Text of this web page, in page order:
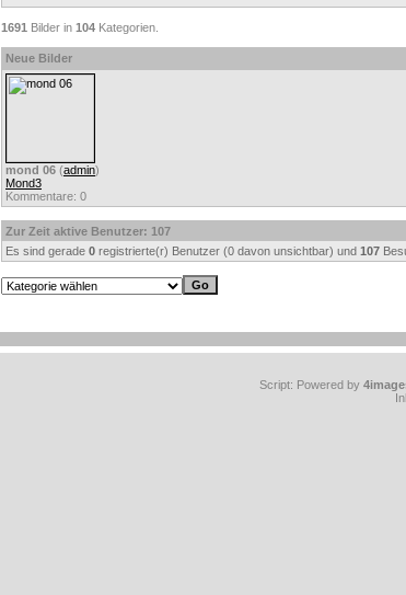
1691 Bilder in 104 Kategorien.
Neue Bilder
mond 06 (admin)
Mond3
Kommentare: 0
Zur Zeit aktive Benutzer: 107
Es sind gerade 0 registrierte(r) Benutzer (0 davon unsichtbar) und 107
Script: Powered by